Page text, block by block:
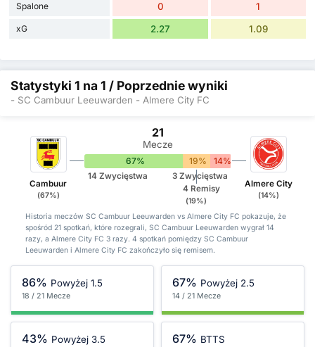
Spalone 0 1
xG 2.27 1.09
Statystyki 1 na 1 / Poprzednie wyniki
- SC Cambuur Leeuwarden - Almere City FC
Cambuur
(67%)
21
Mecze
67% 19% 14%
14 Zwycięstwa
4 Remisy
(19%)
3 Zwycięstwa
Almere City
(14%)
Historia meczów SC Cambuur Leeuwarden vs Almere City FC pokazuje, że
spośród 21 spotkań, które rozegrali, SC Cambuur Leeuwarden wygrał 14
razy, a Almere City FC 3 razy. 4 spotkań pomiędzy SC Cambuur
Leeuwarden i Almere City FC zakończyło się remisem.
86% Powyżej 1.5
18 / 21 Mecze
67% Powyżej 2.5
14 / 21 Mecze
43% Powyżej 3.5 67% BTTS